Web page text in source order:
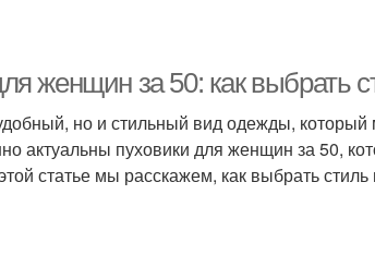
женщин за 50: как выбрать
но и стильный вид одежды,
актуальны пуховики для женщин за 50,
статье мы расскажем, как выбрать